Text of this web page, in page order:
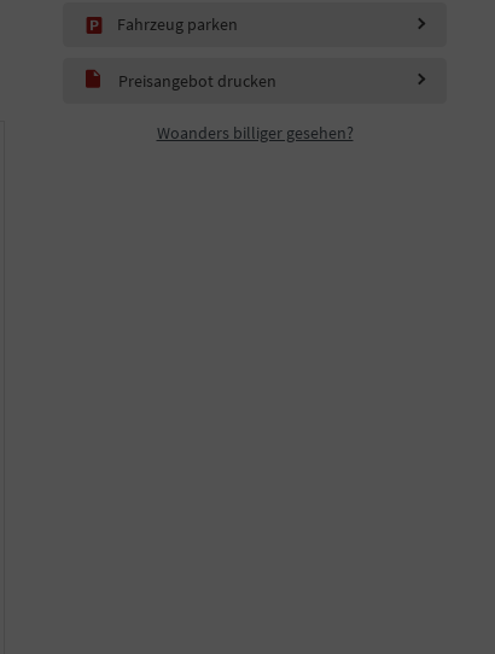
Fahrzeug parken
Preisangebot drucken
Woanders billiger gesehen?